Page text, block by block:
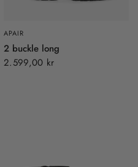
APAIR
2 buckle long
2.599,00 kr